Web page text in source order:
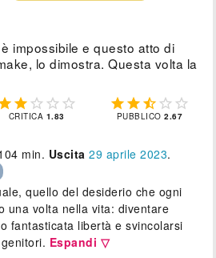
impossibile e questo atto di
lo dimostra. Questa volta la
   
CRITICA 1.83
    
PUBBLICO2.67
min. Uscita 29 aprile 2023.
quello del desiderio che ogni
una volta nella vita: diventare
fantasticata libertà e svincolarsi
Espandi ▽